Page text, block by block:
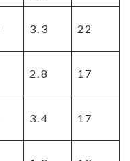
3.3 22
2.8 17
3.4 17